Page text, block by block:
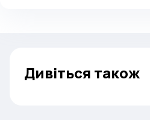
Дивіться також